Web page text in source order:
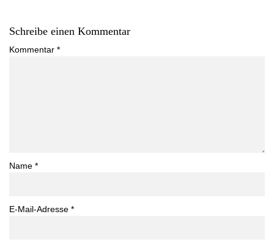
Schreibe einen Kommentar
Kommentar *
Name *
E-Mail-Adresse *